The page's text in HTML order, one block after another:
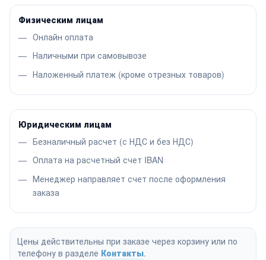
Физическим лицам
Онлайн оплата
Наличными при самовывозе
Наложенный платеж (кроме отрезных товаров)
Юридическим лицам
Безналичный расчет (с НДС и без НДС)
Оплата на расчетный счет IBAN
Менеджер направляет счет после оформления
заказа
Цены действительны при заказе через корзину или по
телефону в разделе Контакты.